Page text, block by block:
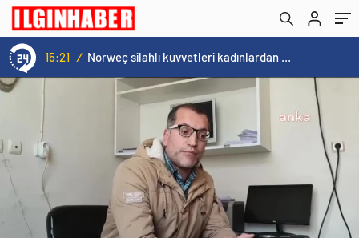
15:21 / Norweç silahlı kuvvetleri kadınlardan oluşan özel kuvvetler eğitimlerini başlattı.